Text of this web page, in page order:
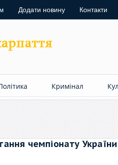
Додати новину Контакти
Кримінал
чемпіонату